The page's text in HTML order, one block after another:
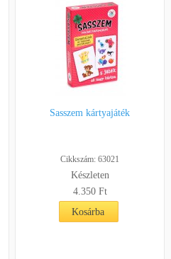
Sasszem kártyajáték
Cikkszám: 63021
Készleten
4.350 Ft
Kosárba